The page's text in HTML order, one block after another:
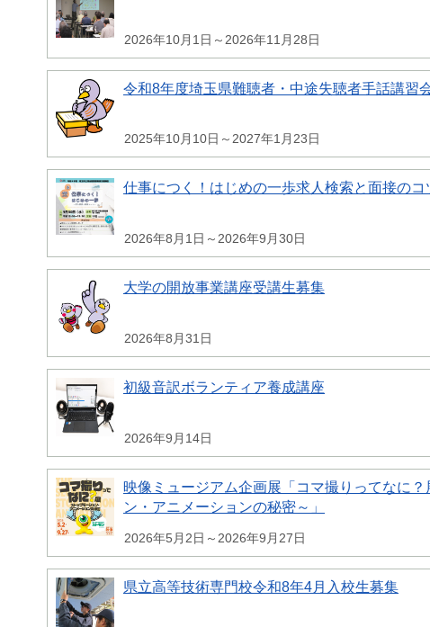
2026年10月1日～2026年11月28日
令和8年度埼玉県難聴者・中途失聴者手話講習
2025年10月10日～2027年1月23日
仕事につく！はじめの一歩求人検索と面接のコ
2026年8月1日～2026年9月30日
大学の開放事業講座受講生募集
2026年8月31日
初級音訳ボランティア養成講座
2026年9月14日
映像ミュージアム企画展「コマ撮りってなに？
ン・アニメーションの秘密～」
2026年5月2日～2026年9月27日
県立高等技術専門校令和8年4月入校生募集